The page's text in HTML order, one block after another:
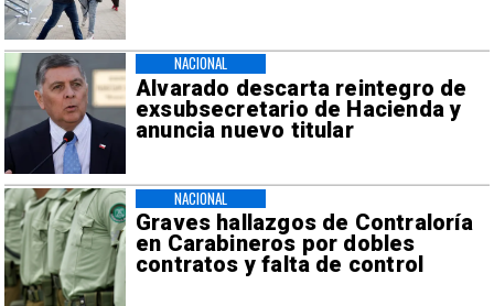
Alvarado descarta reintegro de
exsubsecretario de Hacienda y
anuncia nuevo titular
NACIONAL
Graves hallazgos de Contraloría
en Carabineros por dobles
contratos y falta de control
NACIONAL